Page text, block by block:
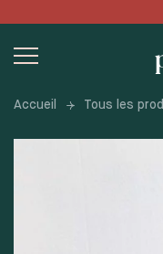
content
en 3X sans
Accueil Tous les